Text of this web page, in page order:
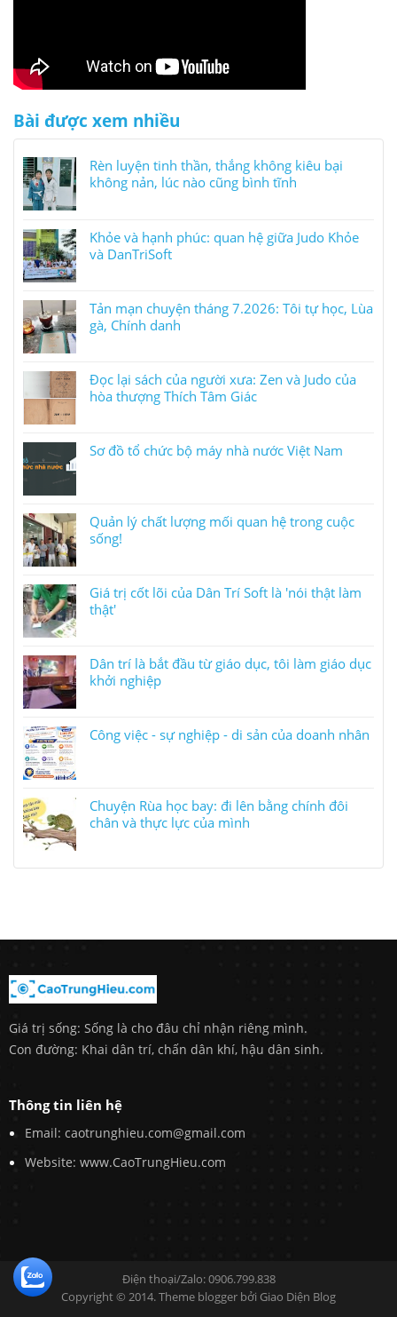
Bài được xem nhiều
Rèn luyện tinh thần, thắng không kiêu bại
không nản, lúc nào cũng bình tĩnh
Khỏe và hạnh phúc: quan hệ giữa Judo Khỏe
và DanTriSoft
Tản mạn chuyện tháng 7.2026: Tôi tự học, Lùa
gà, Chính danh
Đọc lại sách của người xưa: Zen và Judo của
hòa thượng Thích Tâm Giác
Sơ đồ tổ chức bộ máy nhà nước Việt Nam
Quản lý chất lượng mối quan hệ trong cuộc
sống!
Giá trị cốt lõi của Dân Trí Soft là 'nói thật làm
thật'
Dân trí là bắt đầu từ giáo dục, tôi làm giáo dục
khởi nghiệp
Công việc - sự nghiệp - di sản của doanh nhân
Chuyện Rùa học bay: đi lên bằng chính đôi
chân và thực lực của mình
Giá trị sống: Sống là cho đâu chỉ nhận riêng mình.
Con đường: Khai dân trí, chấn dân khí, hậu dân sinh.
Thông tin liên hệ
Email: caotrunghieu.com@gmail.com
Website: www.CaoTrungHieu.com
Điện thoại/Zalo: 0906.799.838
Copyright © 2014. Theme blogger bởi Giao Diện Blog